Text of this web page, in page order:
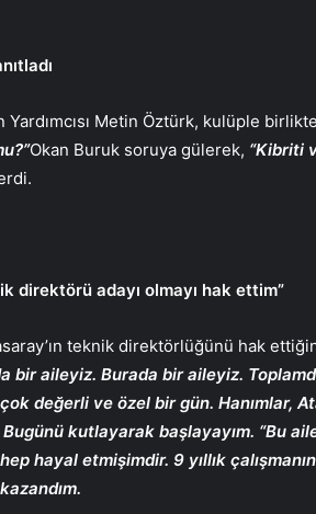
Yardımcısı Metin Öztürk, kulüple
Okan Buruk soruya gülerek, “Kibriti
direktörü adayı olmayı hak ettim”
teknik direktörlüğünü hak
bir aileyiz. Burada bir aileyiz.
değerli ve özel bir gün. Hanımlar,
kutlayarak başlayayım. “Bu
hayal etmişimdir. 9 yıllık